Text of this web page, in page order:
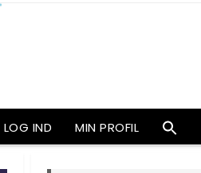
LOG IND MIN PROFIL